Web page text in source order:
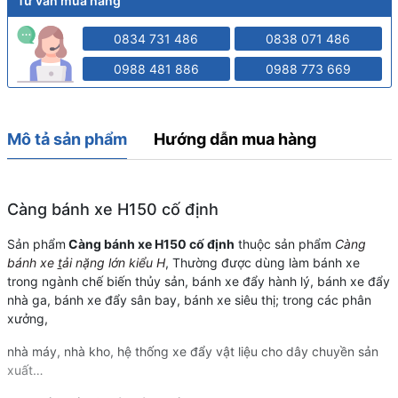
0834 731 486 0838 071 486
0988 481 886 0988 773 669
Mô tả sản phẩm Hướng dẫn mua hàng
Càng bánh xe H150 cố định
Sản phẩm Càng bánh xe H150 cố định thuộc sản phẩm Càng
bánh xe tải nặng lớn kiểu H, Thường được dùng làm bánh xe
trong ngành chế biến thủy sản, bánh xe đẩy hành lý, bánh xe đẩy
nhà ga, bánh xe đẩy sân bay, bánh xe siêu thị; trong các phân
xưởng,
nhà máy, nhà kho, hệ thống xe đẩy vật liệu cho dây chuyền sản
xuất…